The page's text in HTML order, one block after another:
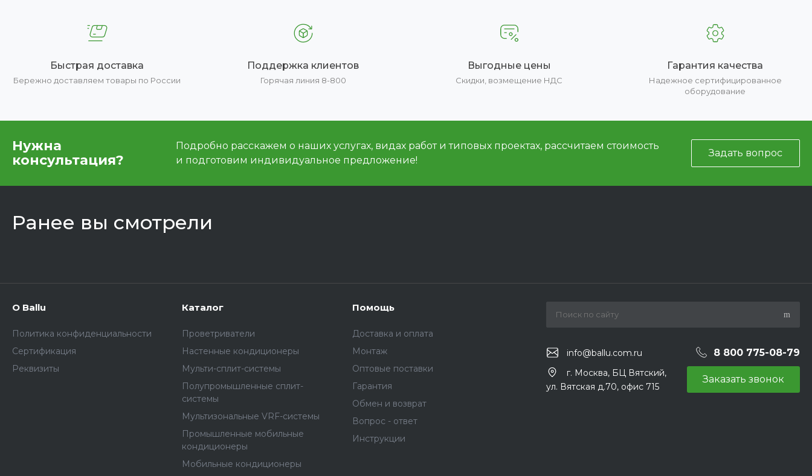
Быстрая доставка
Бережно доставляем товары по России
Поддержка клиентов
Горячая линия 8-800
Выгодные цены
Скидки, возмещение НДС
Гарантия качества
Надежное сертифицированное
оборудование
Нужна
консультация?
Подробно расскажем о наших услугах, видах работ и типовых проектах, рассчитаем стоимость
и подготовим индивидуальное предложение!
Задать вопрос
Ранее вы смотрели
О Ballu
Политика конфиденциальности
Сертификация
Реквизиты
Каталог
Проветриватели
Настенные кондиционеры
Мульти-сплит-системы
Полупромышленные сплит-
системы
Мультизональные VRF-системы
Промышленные мобильные
кондиционеры
Мобильные кондиционеры
Помощь
Доставка и оплата
Монтаж
Оптовые поставки
Гарантия
Обмен и возврат
Вопрос - ответ
Инструкции
info@ballu.com.ru 8 800 775-08-79
г. Москва, БЦ Вятский,
ул. Вятская д.70, офис 715
Заказать звонок